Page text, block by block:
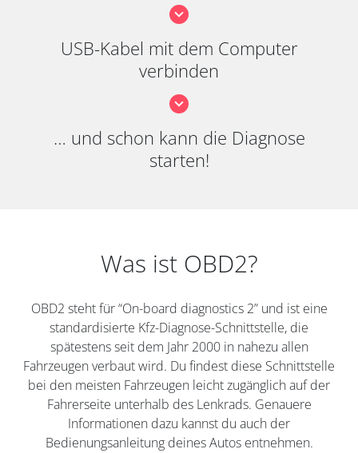
USB-Kabel mit dem Computer
verbinden
… und schon kann die Diagnose
starten!
Was ist OBD2?
OBD2 steht für “On-board diagnostics 2” und ist eine
standardisierte Kfz-Diagnose-Schnittstelle, die
spätestens seit dem Jahr 2000 in nahezu allen
Fahrzeugen verbaut wird. Du findest diese Schnittstelle
bei den meisten Fahrzeugen leicht zugänglich auf der
Fahrerseite unterhalb des Lenkrads. Genauere
Informationen dazu kannst du auch der
Bedienungsanleitung deines Autos entnehmen.